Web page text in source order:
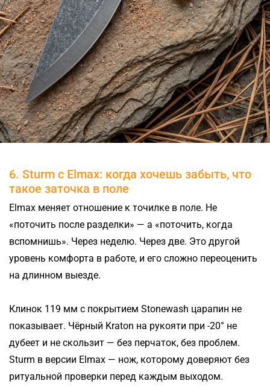
6. Sturm с Elmax: когда хочешь забыть, что
такое заточка в поле
Elmax меняет отношение к точилке в поле. Не
«поточить после разделки» — а «поточить, когда
вспомнишь». Через неделю. Через две. Это другой
уровень комфорта в работе, и его сложно переоценить
на длинном выезде.
Клинок 119 мм с покрытием Stonewash царапин не
показывает. Чёрный Kraton на рукояти при -20° не
дубеет и не скользит — без перчаток, без проблем.
Sturm в версии Elmax — нож, которому доверяют без
ритуальной проверки перед каждым выходом.